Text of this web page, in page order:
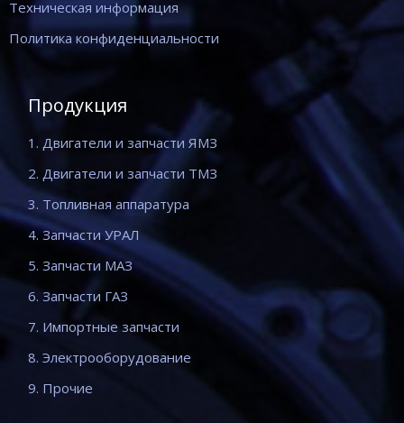
Техническая информация
Политика конфиденциальности
Продукция
1. Двигатели и запчасти ЯМЗ
2. Двигатели и запчасти ТМЗ
3. Топливная аппаратура
4. Запчасти УРАЛ
5. Запчасти МАЗ
6. Запчасти ГАЗ
7. Импортные запчасти
8. Электрооборудование
9. Прочие